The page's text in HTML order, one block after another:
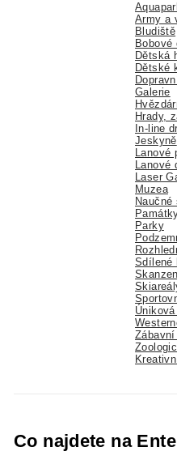
Army a
Bludiště
Bobové
Dětská
Dětské
Galerie
Hrady,
In-line
Jeskyně
Lanové
Lanové
Laser
Muzea
Parky
Sdílené
Co najdete na